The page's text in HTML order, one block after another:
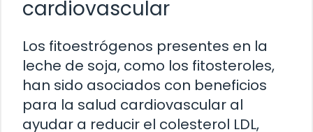
cardiovascular
Los fitoestrógenos presentes en la
leche de soja, como los fitosteroles,
han sido asociados con beneficios
para la salud cardiovascular al
ayudar a reducir el colesterol LDL,